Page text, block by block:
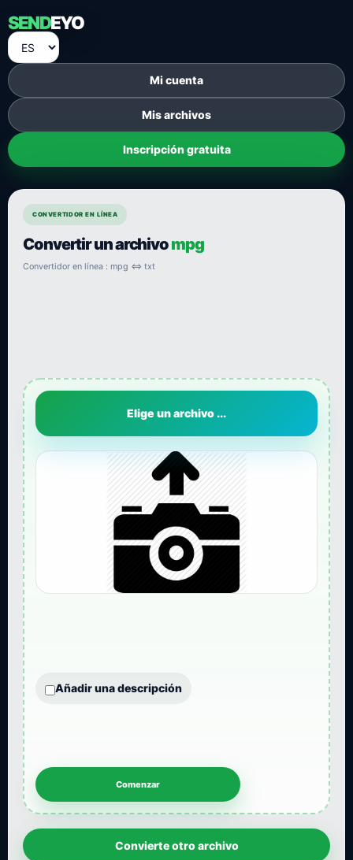
SENDEYO
Mi cuenta
Mis archivos
Inscripción gratuita
CONVERTIDOR EN LÍNEA
Convertir un archivompg
Convertidor en línea : mpg ⇔ txt
Elige un archivo ...
Añadir una descripción
Convierte otro archivo